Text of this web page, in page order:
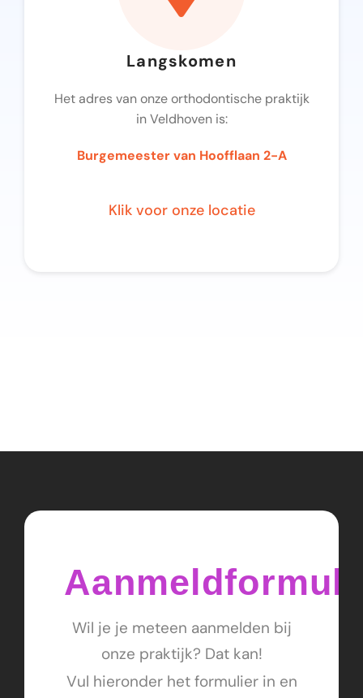
Langskomen
Het adres van onze orthodontische praktijk
in Veldhoven is:
Burgemeester van Hoofflaan 2-A
Klik voor onze locatie
Wil je je meteen aanmelden bij
onze praktijk? Dat kan!
Vul hieronder het formulier in en